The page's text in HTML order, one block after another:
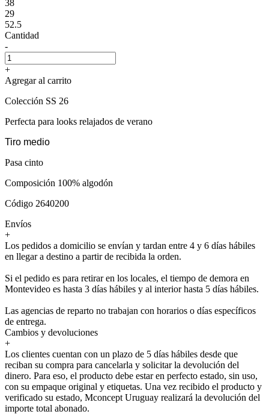
38
29
52.5
Cantidad
-
+
Agregar al carrito
Colección SS 26
Perfecta para looks relajados de verano
Tiro medio
Pasa cinto
Composición 100% algodón
Código 2640200
Envíos
+
Los pedidos a domicilio se envían y tardan entre 4 y 6 días hábiles
en llegar a destino a partir de recibida la orden.
Si el pedido es para retirar en los locales, el tiempo de demora en
Montevideo es hasta 3 días hábiles y al interior hasta 5 días hábiles.
Las agencias de reparto no trabajan con horarios o días específicos
de entrega.
Cambios y devoluciones
+
Los clientes cuentan con un plazo de 5 días hábiles desde que
reciban su compra para cancelarla y solicitar la devolución del
dinero. Para eso, el producto debe estar en perfecto estado, sin uso,
con su empaque original y etiquetas. Una vez recibido el producto y
verificado su estado, Mconcept Uruguay realizará la devolución del
importe total abonado.